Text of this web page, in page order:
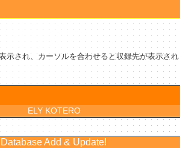
示され、カーソルを合わせると収録先が表示さ
ELY KOTERO
Database Add & Update!